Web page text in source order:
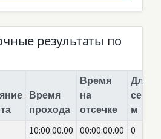
результаты по
Время
прохода
Время
на
отсечке
Длина
м
10:00:00.00 00:00:00.00 0